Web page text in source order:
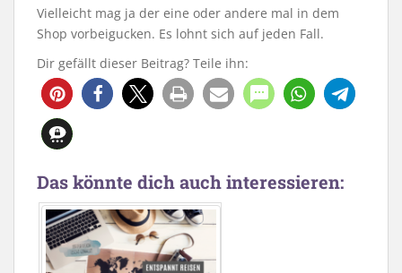
Vielleicht mag ja der eine oder andere mal in dem
Shop vorbeigucken. Es lohnt sich auf jeden Fall.
Dir gefällt dieser Beitrag? Teile ihn:
Das könnte dich auch interessieren: